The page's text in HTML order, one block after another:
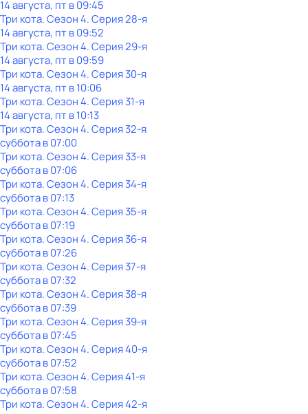
14 августа, пт в 09:45
Три кота. Сезон 4. Серия 28-я
14 августа, пт в 09:52
Три кота. Сезон 4. Серия 29-я
14 августа, пт в 09:59
Три кота. Сезон 4. Серия 30-я
14 августа, пт в 10:06
Три кота. Сезон 4. Серия 31-я
14 августа, пт в 10:13
Три кота. Сезон 4. Серия 32-я
субботав07:00
Три кота. Сезон 4. Серия 33-я
субботав07:06
Три кота. Сезон 4. Серия 34-я
субботав07:13
Три кота. Сезон 4. Серия 35-я
субботав07:19
Три кота. Сезон 4. Серия 36-я
субботав07:26
Три кота. Сезон 4. Серия 37-я
субботав07:32
Три кота. Сезон 4. Серия 38-я
субботав07:39
Три кота. Сезон 4. Серия 39-я
субботав07:45
Три кота. Сезон 4. Серия 40-я
субботав07:52
Три кота. Сезон 4. Серия 41-я
субботав07:58
Три кота. Сезон 4. Серия 42-я